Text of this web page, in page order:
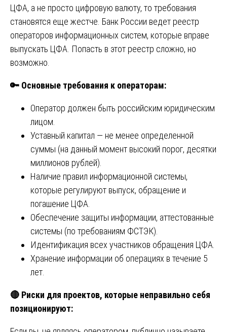
ЦФА, а не просто цифровую валюту, то требования
становятся еще жестче. Банк России ведет реестр
операторов информационных систем, которые вправе
выпускать ЦФА. Попасть в этот реестр сложно, но
возможно.
🔑 Основные требования к операторам:
Оператор должен быть российским юридическим
лицом.
Уставный капитал — не менее определенной
суммы (на данный момент высокий порог, десятки
миллионов рублей).
Наличие правил информационной системы,
которые регулируют выпуск, обращение и
погашение ЦФА.
Обеспечение защиты информации, аттестованные
системы (по требованиям ФСТЭК).
Идентификация всех участников обращения ЦФА.
Хранение информации об операциях в течение 5
лет.
🔴 Риски для проектов, которые неправильно себя
позиционируют: